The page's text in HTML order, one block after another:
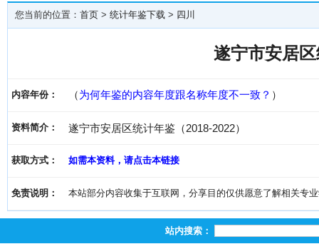
您当前的位置： 首页 > 统计年鉴下载 > 四川
遂宁市安居
内容年份： （为何年鉴的内容年度跟名称年度不一致？ ）
资料简介： 遂宁市安居区统计年鉴（2018-2022）
获取方式： 如需本资料，请点击本链接
免责说明： 本站部分内容收集于互联网，分享目的仅供愿意了解相关专
站内搜索：